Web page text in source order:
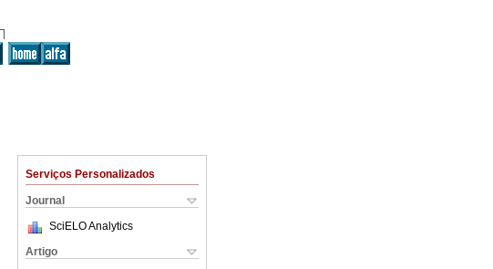
Serviços Personalizados
Journal
SciELO Analytics
Artigo